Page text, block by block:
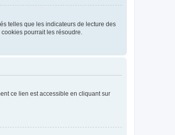
telles que les indicateurs de lecture des
pourrait les résoudre.
ce lien est accessible en cliquant sur